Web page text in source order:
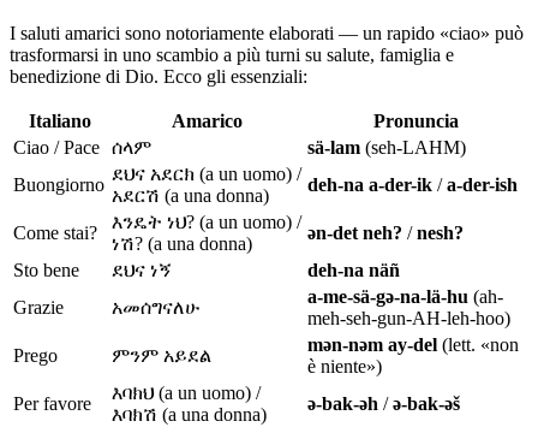
I saluti amarici sono notoriamente elaborati — un rapido «ciao» può
trasformarsi in uno scambio a più turni su salute, famiglia e
benedizione di Dio. Ecco gli essenziali:
Italiano Amarico
Pronuncia
Ciao / Pace ሰላም sä-lam (seh-LAHM)
Buongiorno
ደህና አደርክ (a un uomo) /
አደርሽ (a una donna)
deh-na a-der-ik /a-der-ish
Come stai?
እንዴት ነህ? (a un uomo) /
ነሽ? (a una donna)
ən-det neh? /nesh?
Sto bene
ደህና ነኝ
deh-na näñ
Grazie
አመሰግናለሁ
a-me-sä-gə-na-lä-hu (ah-
meh-seh-gun-AH-leh-hoo)
Prego
ምንም አይደል
mən-nəm ay-del (lett. «non
è niente»)
Per favore
እባክህ (a un uomo) /
እባክሽ (a una donna)
ə-bak-əh /ə-bak-əš